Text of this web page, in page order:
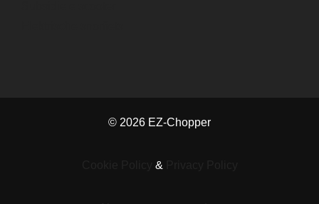
© 2026 EZ-Chopper
&